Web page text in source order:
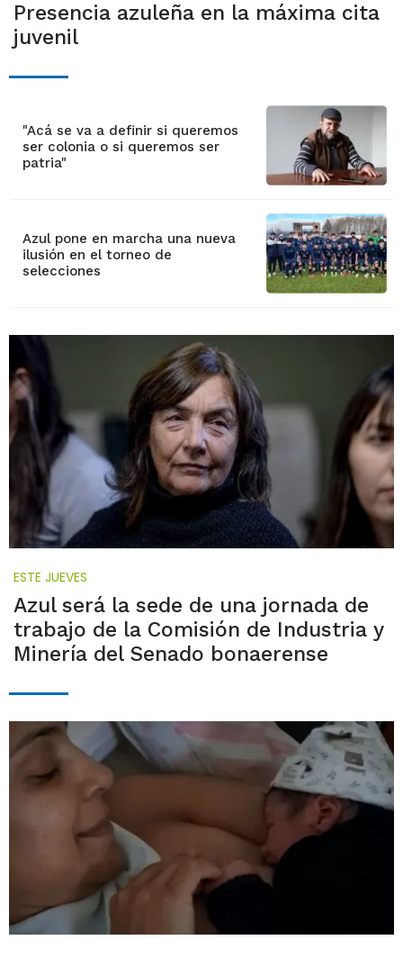
Presencia azuleña en la máxima cita
juvenil
"Acá se va a definir si queremos
ser colonia o si queremos ser
patria"
Azul pone en marcha una nueva
ilusión en el torneo de
selecciones
ESTE JUEVES
Azul será la sede de una jornada de
trabajo de la Comisión de Industria y
Minería del Senado bonaerense